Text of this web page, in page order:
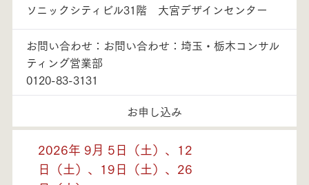
ソニックシティビル31階 大宮デザインセンター
お問い合わせ：お問い合わせ：埼玉・栃木コンサル
ティング営業部
0120-83-3131
お申し込み
2026年 9月 5日（土）、12
日（土）、19日（土）、26